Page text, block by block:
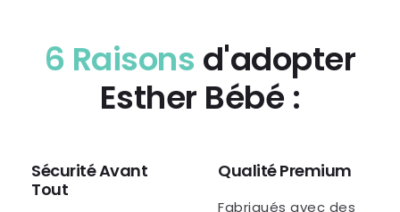
6 Raisons d'adopter
Esther Bébé :
Sécurité Avant
Tout
Qualité Premium
Fabriqués avec des